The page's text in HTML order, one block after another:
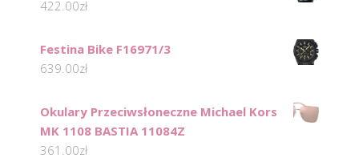
422.00zł
Festina Bike F16971/3
639.00zł
Okulary Przeciwsłoneczne Michael Kors
MK 1108 BASTIA 11084Z
361.00zł